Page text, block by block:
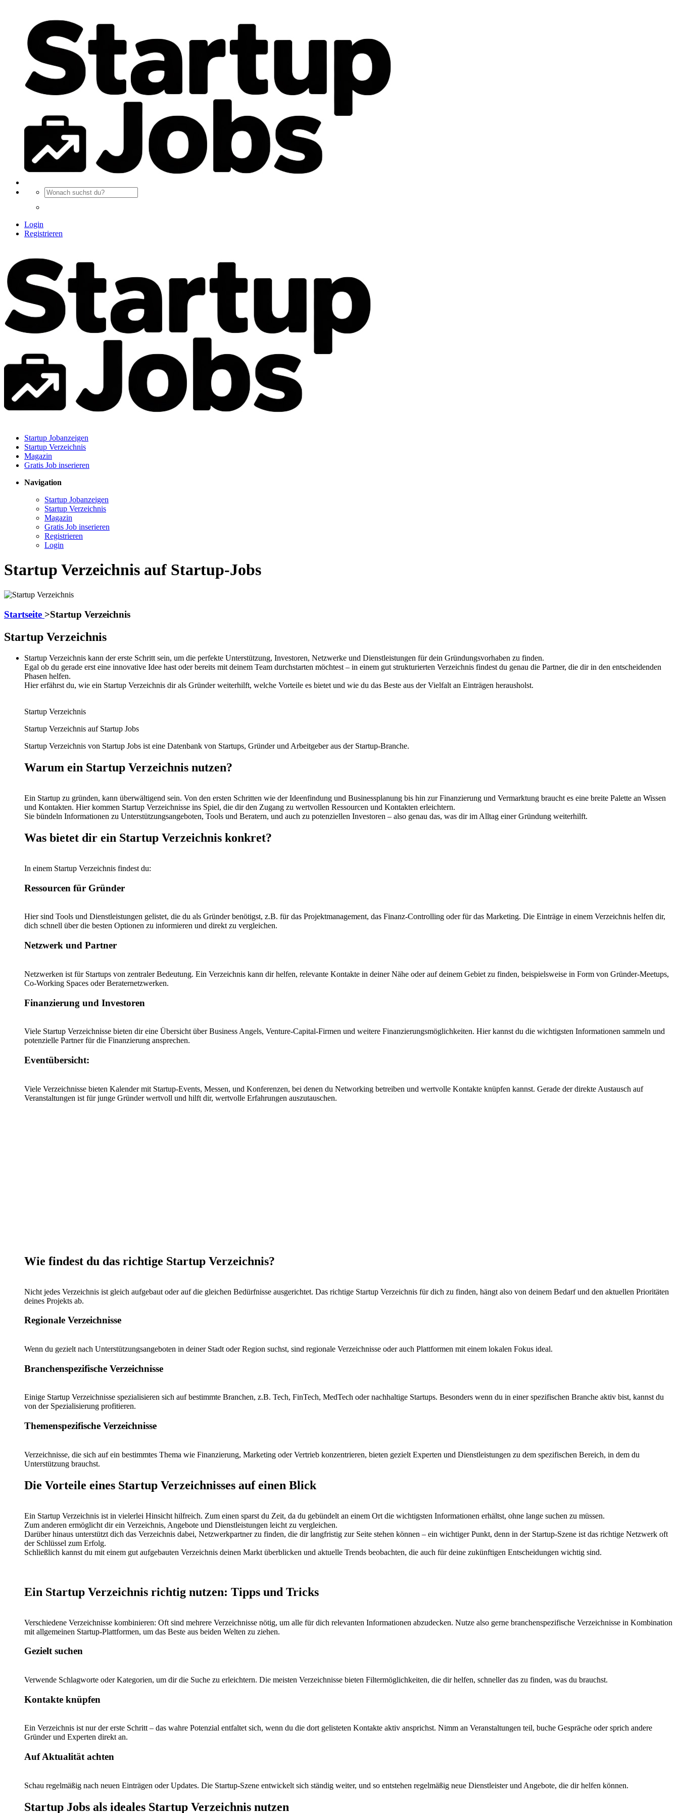
Login
Registrieren
Startup Jobanzeigen
Startup Verzeichnis
Magazin
Gratis Job inserieren
Navigation
Startup Jobanzeigen
Startup Verzeichnis
Magazin
Gratis Job inserieren
Registrieren
Login
Startup Verzeichnis auf Startup-Jobs
Startseite >Startup Verzeichnis
Startup Verzeichnis
Startup Verzeichnis kann der erste Schritt sein, um die perfekte Unterstützung, Investoren, Netzwerke und Dienstleistungen für dein Gründungsvorhaben zu finden.
Egal ob du gerade erst eine innovative Idee hast oder bereits mit deinem Team durchstarten möchtest – in einem gut strukturierten Verzeichnis findest du genau die Partner, die dir in den entscheidenden
Phasen helfen.
Hier erfährst du, wie ein Startup Verzeichnis dir als Gründer weiterhilft, welche Vorteile es bietet und wie du das Beste aus der Vielfalt an Einträgen herausholst.
Startup Verzeichnis
Startup Verzeichnis auf Startup Jobs
Startup Verzeichnis von Startup Jobs ist eine Datenbank von Startups, Gründer und Arbeitgeber aus der Startup-Branche.
Warum ein Startup Verzeichnis nutzen?
Ein Startup zu gründen, kann überwältigend sein. Von den ersten Schritten wie der Ideenfindung und Businessplanung bis hin zur Finanzierung und Vermarktung braucht es eine breite Palette an Wissen
und Kontakten. Hier kommen Startup Verzeichnisse ins Spiel, die dir den Zugang zu wertvollen Ressourcen und Kontakten erleichtern.
Sie bündeln Informationen zu Unterstützungsangeboten, Tools und Beratern, und auch zu potenziellen Investoren – also genau das, was dir im Alltag einer Gründung weiterhilft.
Was bietet dir ein Startup Verzeichnis konkret?
In einem Startup Verzeichnis findest du:
Ressourcen für Gründer
Hier sind Tools und Dienstleistungen gelistet, die du als Gründer benötigst, z.B. für das Projektmanagement, das Finanz-Controlling oder für das Marketing. Die Einträge in einem Verzeichnis helfen dir,
dich schnell über die besten Optionen zu informieren und direkt zu vergleichen.
Netzwerk und Partner
Netzwerken ist für Startups von zentraler Bedeutung. Ein Verzeichnis kann dir helfen, relevante Kontakte in deiner Nähe oder auf deinem Gebiet zu finden, beispielsweise in Form von Gründer-Meetups,
Co-Working Spaces oder Beraternetzwerken.
Finanzierung und Investoren
Viele Startup Verzeichnisse bieten dir eine Übersicht über Business Angels, Venture-Capital-Firmen und weitere Finanzierungsmöglichkeiten. Hier kannst du die wichtigsten Informationen sammeln und
potenzielle Partner für die Finanzierung ansprechen.
Eventübersicht:
Viele Verzeichnisse bieten Kalender mit Startup-Events, Messen, und Konferenzen, bei denen du Networking betreiben und wertvolle Kontakte knüpfen kannst. Gerade der direkte Austausch auf
Veranstaltungen ist für junge Gründer wertvoll und hilft dir, wertvolle Erfahrungen auszutauschen.
Wie findest du das richtige Startup Verzeichnis?
Nicht jedes Verzeichnis ist gleich aufgebaut oder auf die gleichen Bedürfnisse ausgerichtet. Das richtige Startup Verzeichnis für dich zu finden, hängt also von deinem Bedarf und den aktuellen Prioritäten
deines Projekts ab.
Regionale Verzeichnisse
Wenn du gezielt nach Unterstützungsangeboten in deiner Stadt oder Region suchst, sind regionale Verzeichnisse oder auch Plattformen mit einem lokalen Fokus ideal.
Branchenspezifische Verzeichnisse
Einige Startup Verzeichnisse spezialisieren sich auf bestimmte Branchen, z.B. Tech, FinTech, MedTech oder nachhaltige Startups. Besonders wenn du in einer spezifischen Branche aktiv bist, kannst du
von der Spezialisierung profitieren.
Themenspezifische Verzeichnisse
Verzeichnisse, die sich auf ein bestimmtes Thema wie Finanzierung, Marketing oder Vertrieb konzentrieren, bieten gezielt Experten und Dienstleistungen zu dem spezifischen Bereich, in dem du
Unterstützung brauchst.
Die Vorteile eines Startup Verzeichnisses auf einen Blick
Ein Startup Verzeichnis ist in vielerlei Hinsicht hilfreich. Zum einen sparst du Zeit, da du gebündelt an einem Ort die wichtigsten Informationen erhältst, ohne lange suchen zu müssen.
Zum anderen ermöglicht dir ein Verzeichnis, Angebote und Dienstleistungen leicht zu vergleichen.
Darüber hinaus unterstützt dich das Verzeichnis dabei, Netzwerkpartner zu finden, die dir langfristig zur Seite stehen können – ein wichtiger Punkt, denn in der Startup-Szene ist das richtige Netzwerk oft
der Schlüssel zum Erfolg.
Schließlich kannst du mit einem gut aufgebauten Verzeichnis deinen Markt überblicken und aktuelle Trends beobachten, die auch für deine zukünftigen Entscheidungen wichtig sind.
Ein Startup Verzeichnis richtig nutzen: Tipps und Tricks
Verschiedene Verzeichnisse kombinieren: Oft sind mehrere Verzeichnisse nötig, um alle für dich relevanten Informationen abzudecken. Nutze also gerne branchenspezifische Verzeichnisse in Kombination
mit allgemeinen Startup-Plattformen, um das Beste aus beiden Welten zu ziehen.
Gezielt suchen
Verwende Schlagworte oder Kategorien, um dir die Suche zu erleichtern. Die meisten Verzeichnisse bieten Filtermöglichkeiten, die dir helfen, schneller das zu finden, was du brauchst.
Kontakte knüpfen
Ein Verzeichnis ist nur der erste Schritt – das wahre Potenzial entfaltet sich, wenn du die dort gelisteten Kontakte aktiv ansprichst. Nimm an Veranstaltungen teil, buche Gespräche oder sprich andere
Gründer und Experten direkt an.
Auf Aktualität achten
Schau regelmäßig nach neuen Einträgen oder Updates. Die Startup-Szene entwickelt sich ständig weiter, und so entstehen regelmäßig neue Dienstleister und Angebote, die dir helfen können.
Startup Jobs als ideales Startup Verzeichnis nutzen